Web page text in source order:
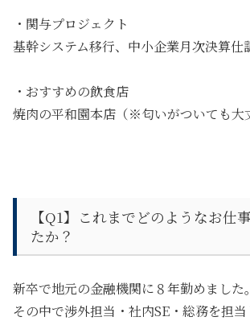
・ 関与プロジェクト
基幹システム移行、中小企業月次決算仕
・ おすすめの飲食店
焼肉の平和園本店（※匂いがついても大
【Q1】 これまでどのようなお仕
たか？
新卒で地元の金融機関に８年勤めました。
その中で渉外担当・社内SE・総務を担